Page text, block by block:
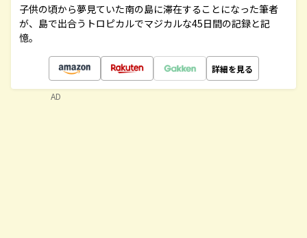
子供の頃から夢見ていた南の島に滞在することになった筆者
が、島で出合うトロピカルでマジカルな45日間の記録と記
憶。
詳細を見る
AD